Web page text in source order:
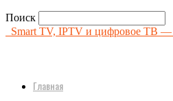
Поиск
Smart TV, IPTV и цифровое ТВ —
Главная